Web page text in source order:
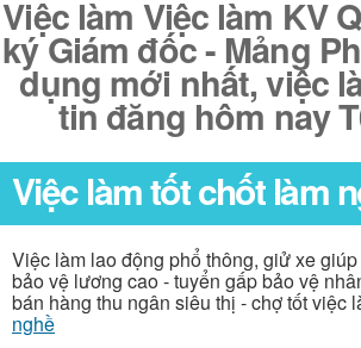
Việc làm Việc làm KV
ký Giám đốc - Mảng
dụng mới nhất, việc
tin đăng hôm nay
Việc làm tốt chốt làm
Việc làm lao động phổ thông, giử xe
bảo vệ lương cao - tuyển gấp bảo vệ
bán hàng thu ngân siêu thị - chợ tốt việc
nghề